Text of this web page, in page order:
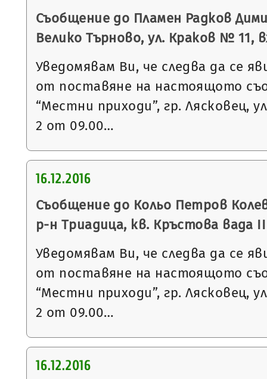
Съобщение до Пламен Радков
Велико Търново, ул. Краков № 11,
Уведомявам Ви, че следва да се
от поставяне на настоящото
“Местни приходи”, гр. Лясковец,
2 от 09.00…
16.12.2016
Съобщение до Кольо Петров
р-н Триадица, кв. Кръстова вада
Уведомявам Ви, че следва да се
от поставяне на настоящото
“Местни приходи”, гр. Лясковец,
2 от 09.00…
16.12.2016